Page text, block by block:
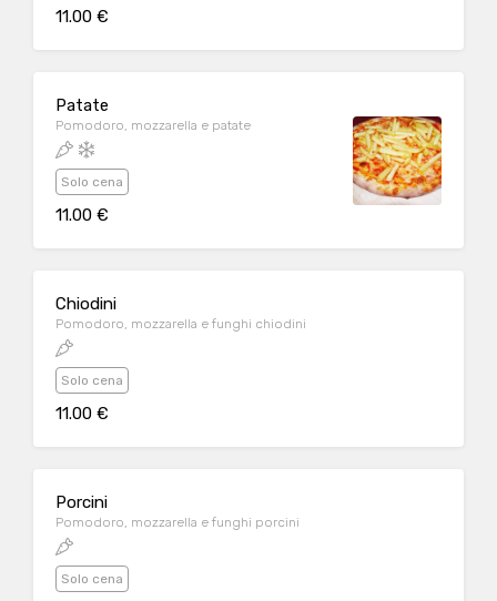
11.00 €
Patate
Pomodoro, mozzarella e patate
Solo cena
11.00 €
Chiodini
Pomodoro, mozzarella e funghi chiodini
Solo cena
11.00 €
Porcini
Pomodoro, mozzarella e funghi porcini
Solo cena